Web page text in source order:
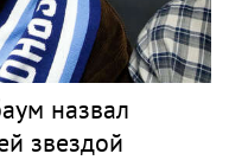
назвал
звездой